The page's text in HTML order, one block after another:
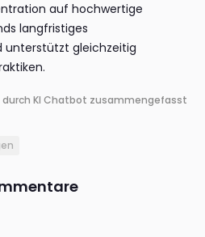
auf hochwertige
langfristiges
unterstützt gleichzeitig
KI Chatbot zusammengefasst